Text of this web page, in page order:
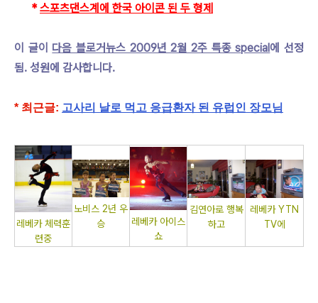
*스포츠댄스계에 한국 아이콘 된 두 형제
이 글이 다음 블로거뉴스 2009년 2월 2주 특종 special에 선정
됨. 성원에 감사합니다.
* 최근글: 고사리 날로 먹고 응급환자 된 유럽인 장모님
레베카 체력훈
련중
노비스 2년 우
승
레베카 아이스
쇼
김연아로 행복
하고
레베카 YTN
TV에